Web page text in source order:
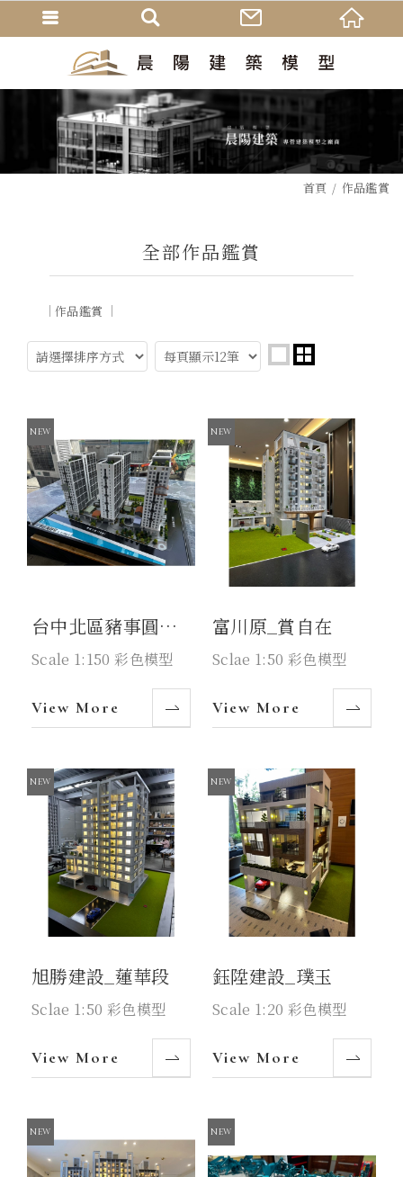
首頁 作品鑑賞
全部作品鑑賞
作品鑑賞
台中北區豬事圓滿
好宅
Scale 1:150 彩色模型
View More
富川原_賞自在
Sclae 1:50 彩色模型
View More
旭勝建設_蓮華段
Sclae 1:50 彩色模型
View More
鈺陞建設_璞玉
Scale 1:20 彩色模型
View More